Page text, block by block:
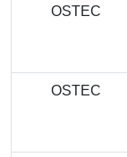
OSTEC
OSTEC